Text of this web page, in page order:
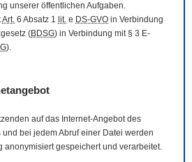
unserer öffentlichen Aufgaben.
Art. 6 Absatz 1 lit. e DS-GVO in Verbindung
(BDSG) in Verbindung mit § 3 E-
).
auf das Internet-Angebot des
bei jedem Abruf einer Datei werden
anonymisiert gespeichert und verarbeitet.